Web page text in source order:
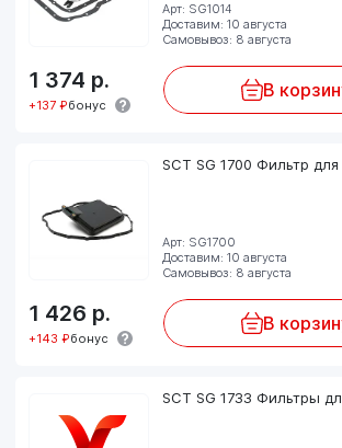
Арт: SG1014
Доставим: 10 августа
Самовывоз: 8 августа
1 374 р.
+137 ₽бонус
В
SCT SG 1700 Фильтр
Арт: SG1700
Доставим: 10 августа
Самовывоз: 8 августа
1 426 р.
+143 ₽бонус
В
SCT SG 1733 Фильтры